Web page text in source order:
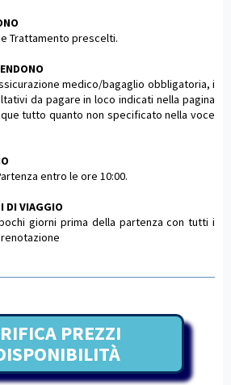
Trattamento prescelti.
medico/bagaglio obbligatoria, i
da pagare in loco indicati nella pagina
tutto quanto non specificato nella voce
entro le ore 10:00.
DI VIAGGIO
giorni prima della partenza con tutti i
PREZZI